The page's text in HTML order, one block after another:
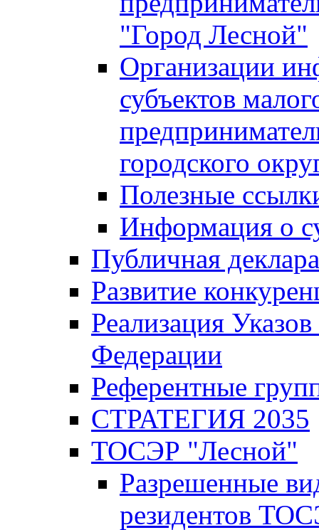
"Город Лесной"
Организации
субъектов
городского
Полезные
Информация о
Публичная
Развитие
Реализация
Федерации
Референтные
СТРАТЕГИЯ 2035
ТОСЭР "Лесной"
Разрешенные
резидентов